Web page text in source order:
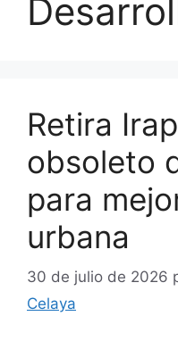
Retira
obsoleto
para
urbana
30 de julio de 2026
Celaya